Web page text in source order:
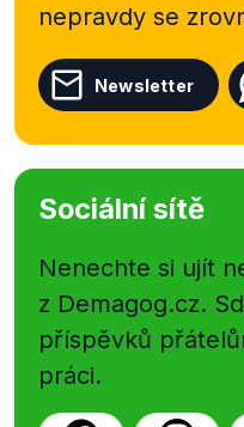
nepravdy se
Newsletter
Sociální sítě
Nenechte si ujít
z Demagog.cz.
příspěvků
práci.